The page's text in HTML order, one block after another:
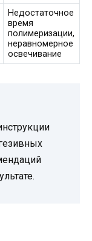
Недостаточное
время
полимеризации,
неравномерное
освечивание